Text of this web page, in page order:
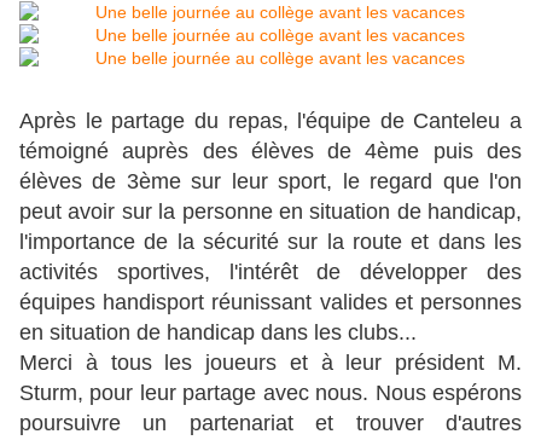
Après le partage du repas, l'équipe de Canteleu a
témoigné auprès des élèves de 4ème puis des
élèves de 3ème sur leur sport, le regard que l'on
peut avoir sur la personne en situation de handicap,
l'importance de la sécurité sur la route et dans les
activités sportives, l'intérêt de développer des
équipes handisport réunissant valides et personnes
en situation de handicap dans les clubs...
Merci à tous les joueurs et à leur président M.
Sturm, pour leur partage avec nous. Nous espérons
poursuivre un partenariat et trouver d'autres